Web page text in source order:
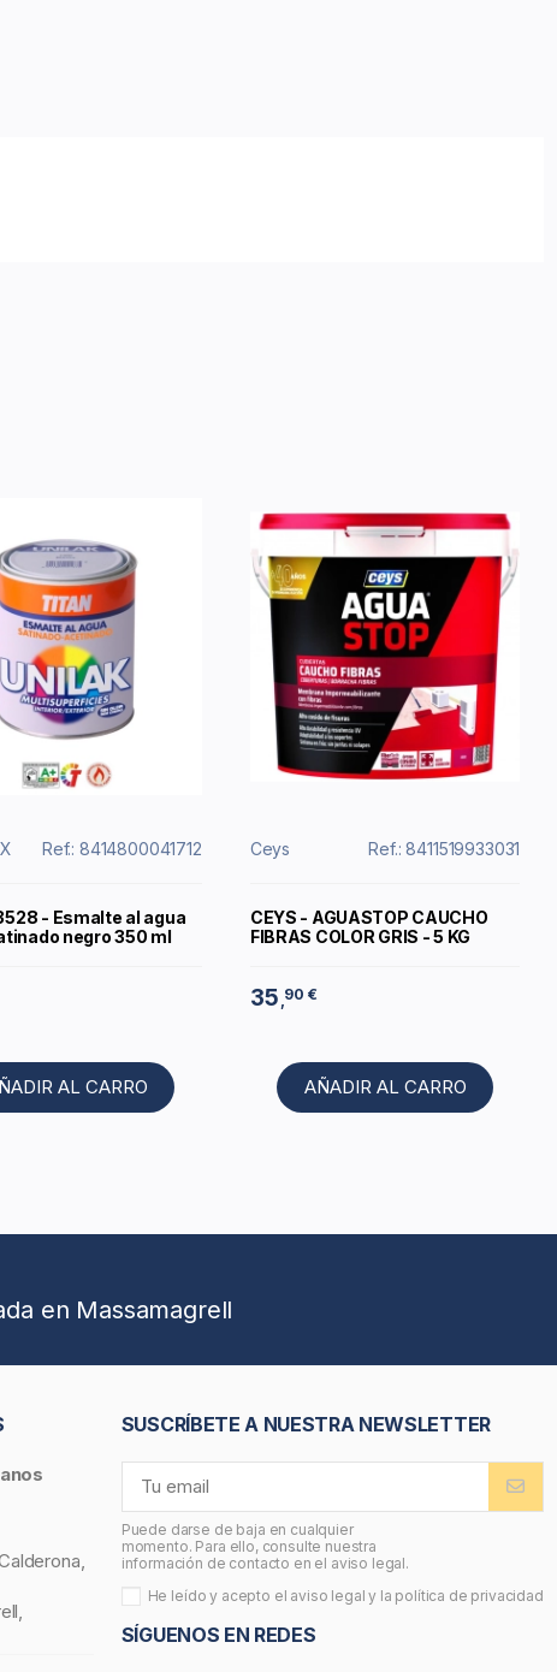
Ref.: 8414800041712
- Esmalte al agua
negro 350 ml
AL CARRO
Ceys Ref.: 8411519933031
CEYS - AGUASTOP CAUCHO
FIBRAS COLOR GRIS - 5 KG
35 ,90 €
AÑADIR AL CARRO
en Massamagrell
SUSCRÍBETE A NUESTRA NEWSLETTER
Puede darse de baja en cualquier
momento. Para ello, consulte nuestra
información de contacto en el aviso legal.
He leído y acepto el aviso legal y la política de privacidad
SÍGUENOS EN REDES